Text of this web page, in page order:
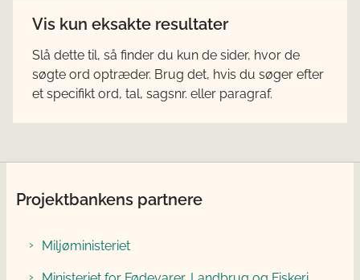
Vis kun eksakte resultater
Slå dette til, så finder du kun de sider, hvor de
søgte ord optræder. Brug det, hvis du søger efter
et specifikt ord, tal, sagsnr. eller paragraf.
Projektbankens partnere
Miljøministeriet